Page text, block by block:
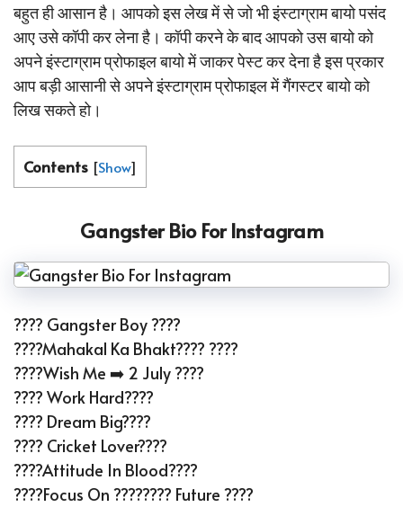
बहुत ही आसान है। आपको इस लेख में से जो भी इंस्टाग्राम बायो पसंद
आए उसे कॉपी कर लेना है। कॉपी करने के बाद आपको उस बायो को
अपने इंस्टाग्राम प्रोफाइल बायो में जाकर पेस्ट कर देना है इस प्रकार
आप बड़ी आसानी से अपने इंस्टाग्राम प्रोफाइल में गैंगस्टर बायो को
लिख सकते हो।
Contents [Show]
Gangster Bio For Instagram
???? Gangster Boy ????
????Mahakal Ka Bhakt???? ????
????Wish Me ➡️ 2 July ????
???? Work Hard????
???? Dream Big????
???? Cricket Lover????
????Attitude In Blood????
????Focus On ???????? Future ????